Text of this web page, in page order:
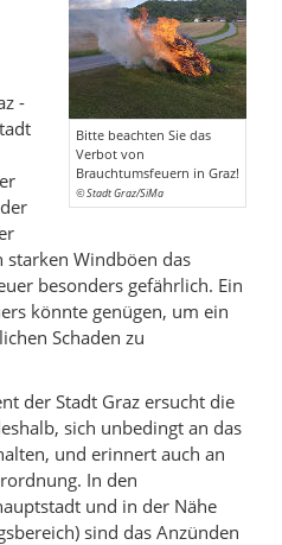
Bitte beachten Sie das
Verbot von
Brauchtumsfeuern in Graz!
© Stadt Graz/SiMa
-
Windböen das
besonders gefährlich. Ein
könnte genügen, um ein
Schaden zu
der Stadt Graz ersucht die
sich unbedingt an das
und erinnert auch an
In den
und in der Nähe
sind das Anzünden